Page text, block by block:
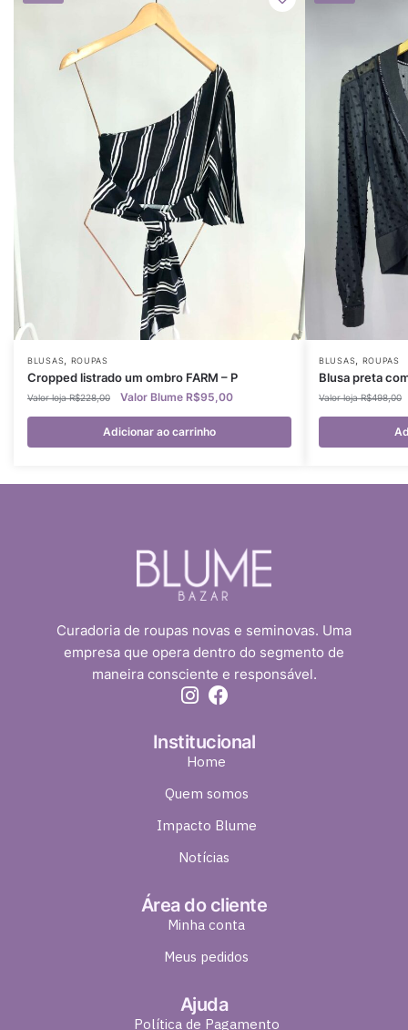
BLUSAS ROUPAS
Cropped listrado um ombro FARM – P
R$228,00 R$95,00
Adicionar ao carrinho
BLUSAS ROUPAS
Blusa preta
R$498,00
Curadoria de roupas novas e seminovas. Uma
empresa que opera dentro do segmento de
maneira consciente e responsável.
Institucional
Home
Quem somos
Impacto Blume
Notícias
Área do cliente
Minha conta
Meus pedidos
Ajuda
Política de Pagamento